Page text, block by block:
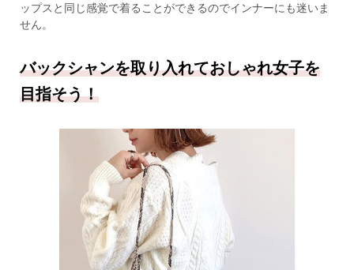
ップスと同じ感覚で着ることができるのでインナーにも迷いま
せん。
バックシャンを取り入れておしゃれ女子を
目指そう！